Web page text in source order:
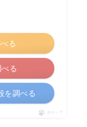
る
る
を調べる
ポチップ